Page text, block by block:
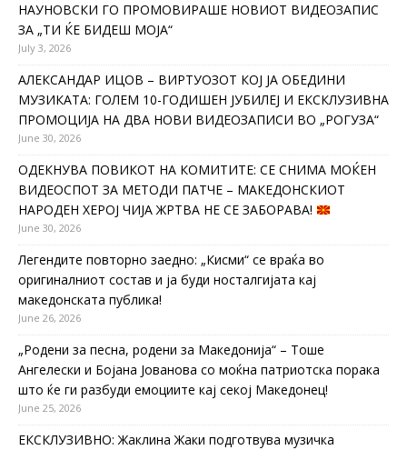
НАУНОВСКИ ГО ПРОМОВИРАШЕ НОВИОТ ВИДЕОЗАПИС
ЗА „ТИ ЌЕ БИДЕШ МОЈА“
July 3, 2026
АЛЕКСАНДАР ИЦОВ – ВИРТУОЗОТ КОЈ ЈА ОБЕДИНИ
МУЗИКАТА: ГОЛЕМ 10-ГОДИШЕН ЈУБИЛЕЈ И ЕКСКЛУЗИВНА
ПРОМОЦИЈА НА ДВА НОВИ ВИДЕОЗАПИСИ ВО „РОГУЗА“
June 30, 2026
ОДЕКНУВА ПОВИКОТ НА КОМИТИТЕ: СЕ СНИМА МОЌЕН
ВИДЕОСПОТ ЗА МЕТОДИ ПАТЧЕ – МАКЕДОНСКИОТ
НАРОДЕН ХЕРОЈ ЧИЈА ЖРТВА НЕ СЕ ЗАБОРАВА!
June 30, 2026
Легендите повторно заедно: „Кисми“ се враќа во
оригиналниот состав и ја буди носталгијата кај
македонската публика!
June 26, 2026
„Родени за песна, родени за Македонија“ – Тоше
Ангелески и Бојана Јованова со моќна патриотска порака
што ќе ги разбуди емоциите кај секој Македонец!
June 25, 2026
ЕКСКЛУЗИВНО: Жаклина Жаки подготвува музичка